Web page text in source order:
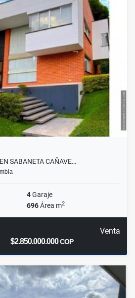
SABANETA CAÑAVE…
4Garaje
696Área m2
Venta
$2.850.000.000COP